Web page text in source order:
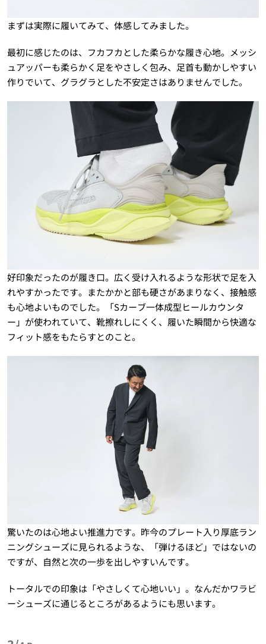
まずは実際に履いてみて、体感してみました。
最初に感じたのは、フカフカとした柔らかな履き心地。メッシ
ュアッパーも柔らかく足をやさしく包み、足首も動かしやすい
作りでいて、グラグラとした不安定さはありませんでした。
好印象だったのが履き口。広く受け入れるような形状で足を入
れやすかったです。またかかと部も硬さがあまりなく、接触感
も心地よいものでした。「Sカーブ一体成型ヒールカウンタ
ー」が使われていて、靴擦れしにくく、履いた瞬間から快適な
フィット感をもたらすとのこと。
驚いたのは心地よい推進力です。昨今のプレート入り厚底ラン
ニングシューズに見られるような、「弾けるほど」ではないの
ですが、自然と次の一歩を出しやすいんです。
トータルでの印象は「やさしくて心地いい」。なんだかワラビ
ーシューズに通じるところがあるようにも思います。